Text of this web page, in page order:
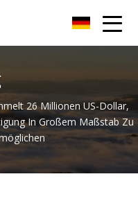
26 Millionen US-Dollar,
In Großem Maßstab Zu